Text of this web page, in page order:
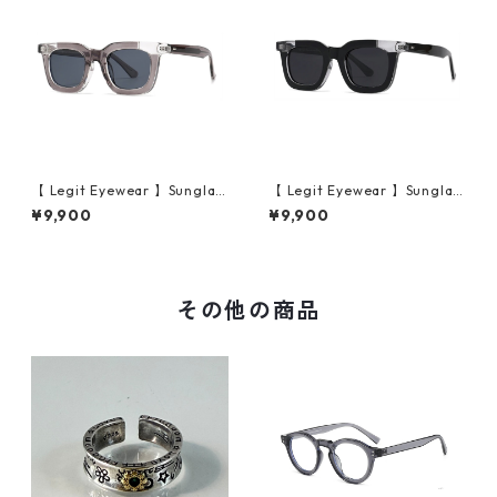
【 Legit Eyewear 】Sunglas
ses Konoe (Clear Grey/Gre
y)
¥9,900
【 Legit Eyewear 】Sunglas
ses Konoe (Black Clear/Gre
y)
¥9,900
その他の商品